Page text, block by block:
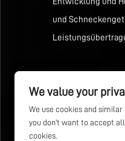
und
We value your
We use cookies and
you don't want to accept
cookies.